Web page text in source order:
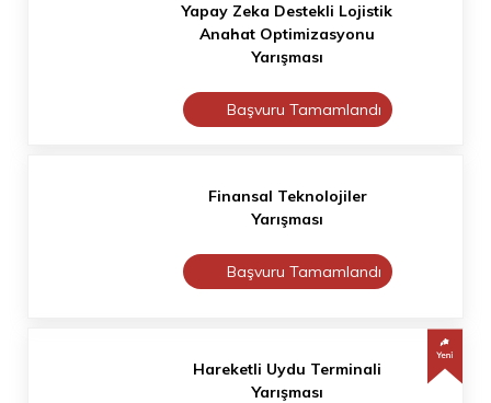
Yapay Zeka Destekli Lojistik
Anahat Optimizasyonu
Yarışması
Başvuru Tamamlandı
Finansal Teknolojiler
Yarışması
Başvuru Tamamlandı
Hareketli Uydu Terminali
Yarışması